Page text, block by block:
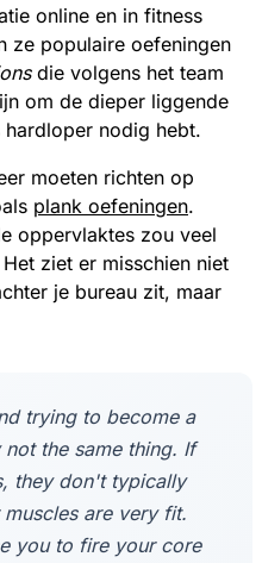
online en in fitness
ze populaire oefeningen
die volgens het team
om de dieper liggende
nodig hebt.
moeten richten op
plank oefeningen.
oppervlaktes zou veel
ziet er misschien niet
je bureau zit, maar
trying to become a
the same thing. If
they don't typically
are very fit.
you to fire your core